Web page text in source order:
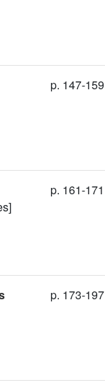
p. 147-159
p. 161-171
p. 173-197